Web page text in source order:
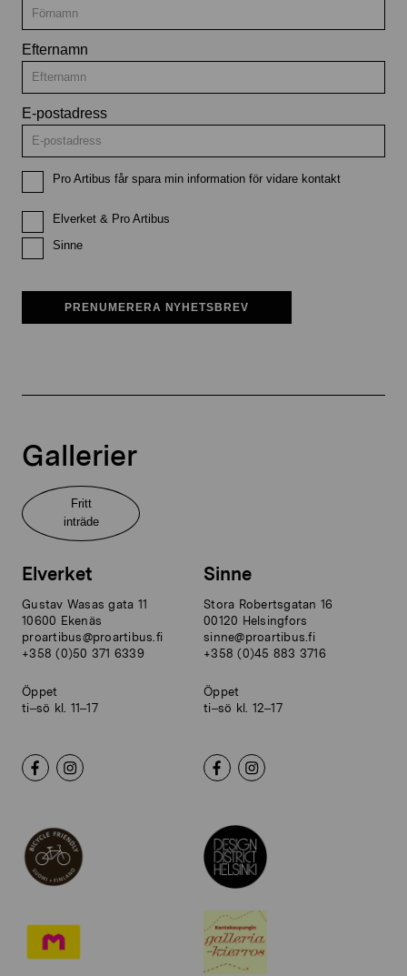
Efternamn
E-postadress
Pro Artibus får spara min information för vidare kontakt
Elverket & Pro Artibus
Sinne
PRENUMERERA NYHETSBREV
Gallerier
Fritt
inträde
Elverket
Gustav Wasas gata 11
10600 Ekenäs
proartibus@proartibus.fi
+358 (0)50 371 6339
Öppet
ti–sö kl. 11–17
Sinne
Stora Robertsgatan 16
00120 Helsingfors
sinne@proartibus.fi
+358 (0)45 883 3716
Öppet
ti–sö kl. 12–17